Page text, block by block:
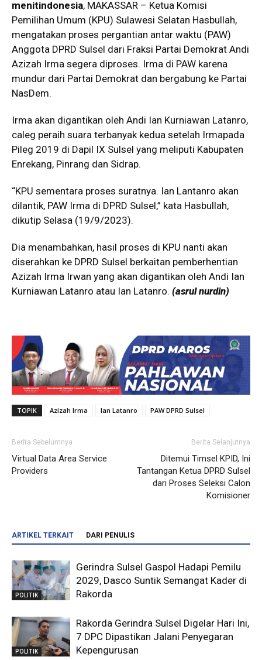
menitindonesia, MAKASSAR – Ketua Komisi
Pemilihan Umum (KPU) Sulawesi Selatan Hasbullah,
mengatakan proses pergantian antar waktu (PAW)
Anggota DPRD Sulsel dari Fraksi Partai Demokrat Andi
Azizah Irma segera diproses. Irma di PAW karena
mundur dari Partai Demokrat dan bergabung ke Partai
NasDem.
Irma akan digantikan oleh Andi Ian Kurniawan Latanro,
caleg peraih suara terbanyak kedua setelah Irmapada
Pileg 2019 di Dapil IX Sulsel yang meliputi Kabupaten
Enrekang, Pinrang dan Sidrap.
“KPU sementara proses suratnya. Ian Lantanro akan
dilantik, PAW Irma di DPRD Sulsel,” kata Hasbullah,
dikutip Selasa (19/9/2023).
Dia menambahkan, hasil proses di KPU nanti akan
diserahkan ke DPRD Sulsel berkaitan pemberhentian
Azizah Irma Irwan yang akan digantikan oleh Andi Ian
Kurniawan Latanro atau Ian Latanro. (asrul nurdin)
TOPIK Azizah Irma Ian Latanro PAW DPRD Sulsel
Berita Sebelumnya
Virtual Data Area Service
Providers
Berita Selanjutnya
Ditemui Timsel KPID, Ini
Tantangan Ketua DPRD Sulsel
dari Proses Seleksi Calon
Komisioner
ARTIKEL TERKAIT DARI PENULIS
POLITIK
Gerindra Sulsel Gaspol Hadapi Pemilu
2029, Dasco Suntik Semangat Kader di
Rakorda
POLITIK
Rakorda Gerindra Sulsel Digelar Hari Ini,
7 DPC Dipastikan Jalani Penyegaran
Kepengurusan